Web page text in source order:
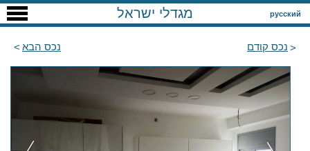
русский מגדלי ישראל
נכס קודם נכס הבא